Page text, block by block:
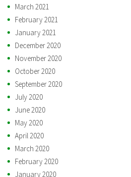
March 2021
February 2021
January 2021
December 2020
November 2020
October 2020
September 2020
July 2020
June 2020
May 2020
April 2020
March 2020
February 2020
January 2020